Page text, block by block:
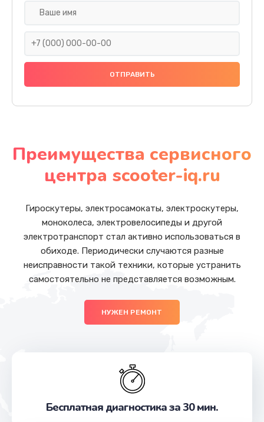
Преимущества сервисного
центра scooter-iq.ru
Гироскутеры, электросамокаты, электроскутеры,
моноколеса, электровелосипеды и другой
электротранспорт стал активно использоваться в
обиходе. Периодически случаются разные
неисправности такой техники, которые устранить
самостоятельно не представляется возможным.
НУЖЕН РЕМОНТ
Бесплатная диагностика за 30 мин.